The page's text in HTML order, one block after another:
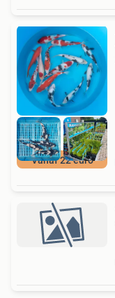
Vanaf 22 euro